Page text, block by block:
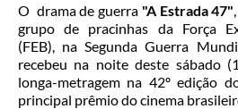
O drama de guerra "A Estrada 47"
grupo de pracinhas da Força
(FEB), na Segunda Guerra
recebeu na noite deste sábado
longa-metragem na 42º edição
principal prêmio do cinema